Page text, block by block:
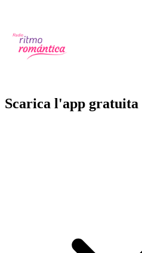
Scarica l'app